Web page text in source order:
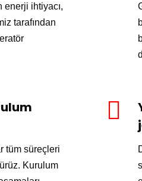
enerji ihtiyacı,
tarafından
tüm süreçleri
Kurulum